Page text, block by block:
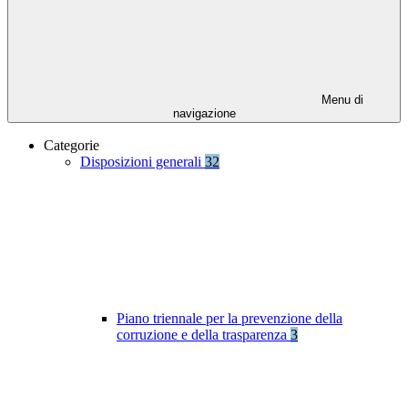
Menu di
navigazione
Categorie
Disposizioni generali 32
Piano triennale per la prevenzione della
corruzione e della trasparenza 3